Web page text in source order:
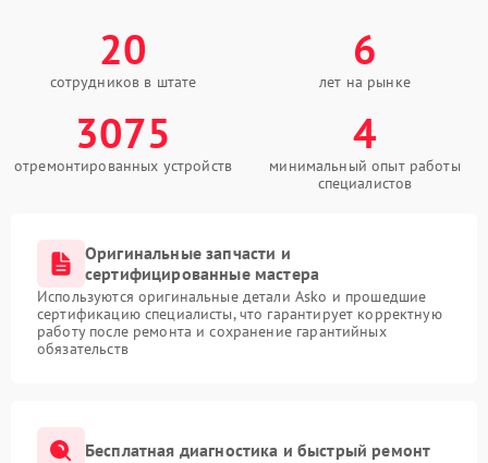
20
сотрудников в штате
6
лет на рынке
3075
отремонтированных устройств
4
минимальный опыт работы
специалистов
Оригинальные запчасти и
сертифицированные мастера
Используются оригинальные детали Asko и прошедшие
сертификацию специалисты, что гарантирует корректную
работу после ремонта и сохранение гарантийных
обязательств
Бесплатная диагностика и быстрый ремонт